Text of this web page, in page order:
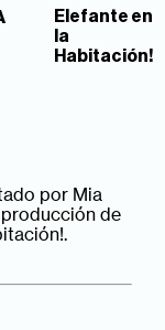
Elefante en
la
Habitación!
por Mia
de